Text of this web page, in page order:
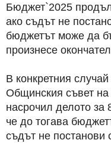
Бюджет`2025
ако съдът не
бюджетът може да
произнесе
В конкретния
Общинския съвет
насрочил делото за
че до тогава
съдът не постанови